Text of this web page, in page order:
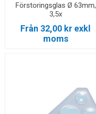
Förstoringsglas Ø 63mm,
3,5x
Från 32,00 kr exkl
moms